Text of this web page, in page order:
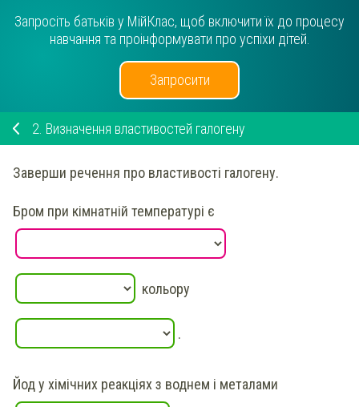
Запросіть батьків у МійКлас, щоб включити їх до процесу
навчання та проінформувати про успіхи дітей.
Запросити
2. Визначення властивостей галогену
Заверши речення про властивості галогену.
Бром при кімнатній температурі є
кольору
.
Йоду хімічних реакціях з воднем і металами